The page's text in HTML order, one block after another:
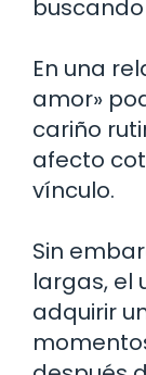
En una
amor»
cariño
afecto
vínculo.
Sin
largas, el
adquirir